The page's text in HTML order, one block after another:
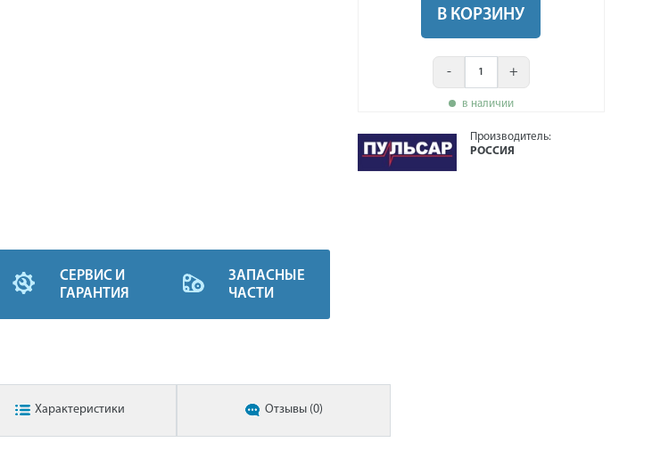
СЕРВИС И
ГАРАНТИЯ
ЗАПАСНЫЕ
ЧАСТИ
В КОРЗИНУ
- +
в наличии
Производитель:
РОССИЯ
Характеристики Отзывы (0)